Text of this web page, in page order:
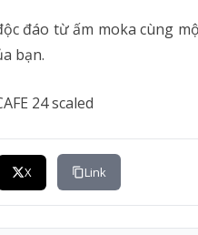
đáo từ ấm moka cùng
bạn.
X Link